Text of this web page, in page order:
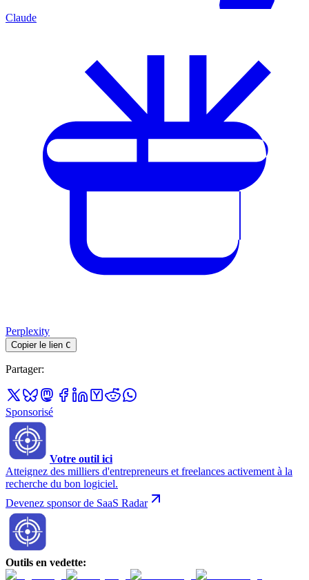
Claude
Perplexity
Copier le lien C
Partager:
Sponsorisé
Votre outil ici
Atteignez des milliers d'entrepreneurs et freelances activement à la
recherche du bon logiciel.
Devenez sponsor de SaaS Radar
Outils en vedette: